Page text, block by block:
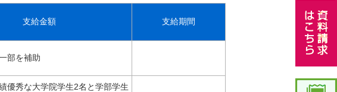
支給金額 支給期間
部を補助
優秀な大学院学生2名と学部学生